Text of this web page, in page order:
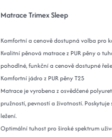
Matrace Trimex Sleep
Komfortní a cenově dostupná volba pro
Kvalitní pěnová matrace z PUR pěny o
pohodlné, funkční a cenově dostupné
Komfortní jádro z PUR pěny T25
Matrace je vyrobena z osvědčené
pružností, pevností a životností.
ležení.
Optimální tuhost pro široké spektrum